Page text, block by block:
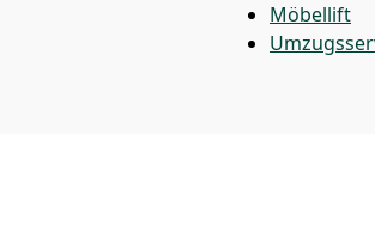
Möbellift